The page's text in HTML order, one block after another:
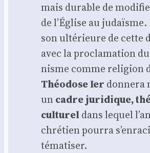
mais durable de
de l’Église au
son ulté­rieure de cette
avec la pro­cla­ma­tion
nisme comme reli­gion
Théo­dose Ier don­ne­ra
uncadre juri­dique,
cultu­reldans lequel
chré­tien pour­ra
té­ma­ti­ser.